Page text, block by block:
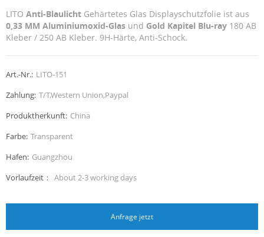
LITO Anti-Blaulicht Gehärtetes Glas Displayschutzfolie ist aus
0,33 MM Aluminiumoxid-Glas und Gold Kapitel Blu-ray 180 AB
Kleber / 250 AB Kleber. 9H-Härte, Anti-Schock.
Art.-Nr.: LITO-151
Zahlung: T/T,Western Union,Paypal
Produktherkunft: China
Farbe: Transparent
Hafen: Guangzhou
Vorlaufzeit： About 2-3 working days
Anfrage jetzt